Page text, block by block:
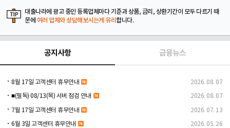
대출나라에 광고 중인 등록업체마다 기준과 상품, 금리, 상환기간이 모두 다르기 때
문에 여러 업체와 상담해보시는게 유리합니다.
공지사항 금융뉴스
8월 17일 고객센터 휴무안내 2026. 08. 07
■(필독) 08/13(목) 서버 점검 안내 2026. 08. 07
7월 17일 고객센터 휴무안내 2026. 07. 13
6월 3일 고객센터 휴무안내 2026. 05. 26